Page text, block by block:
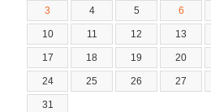
3 4 5 6
10 11 12 13
17 18 19 20
24 25 26 27
31